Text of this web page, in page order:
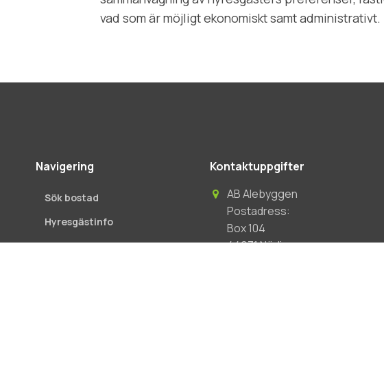
vad som är möjligt ekonomiskt samt administrativt.
Navigering
Sök bostad
Hyresgästinfo
Om Alebyggen
Kontaktuppgifter
AB Alebyggen
Postadress:
Box 104
44931 Nödinge